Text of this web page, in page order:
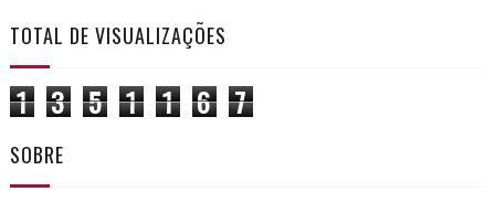
TOTAL DE VISUALIZAÇÕES
1 3 5 1 1 6 7
SOBRE